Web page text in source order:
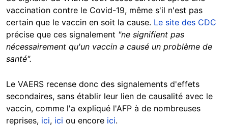
vaccination contre le Covid-19, même s'il n'est pas
certain que le vaccin en soit la cause. Le site des CDC
précise que ces signalement "ne signifient pas
nécessairement qu'un vaccin a causé un problème de
santé".
Le VAERS recense donc des signalements d'effets
secondaires, sans établir leur lien de causalité avec le
vaccin, comme l'a expliqué l'AFP à de nombreuses
reprises, ici, ici ou encore ici.